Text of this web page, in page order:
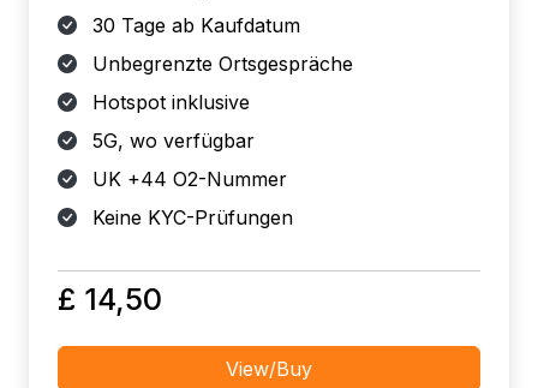
30 Tage ab Kaufdatum
Unbegrenzte Ortsgespräche
Hotspot inklusive
5G, wo verfügbar
UK +44 O2-Nummer
Keine KYC-Prüfungen
£ 14,50
View/Buy